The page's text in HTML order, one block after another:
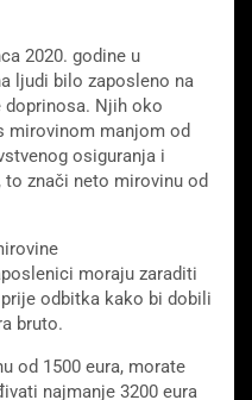
2020. godine u
ljudi bilo zaposleno na
doprinosa. Njih oko
mirovinom manjom od
osiguranja i
to znači neto mirovinu od
moraju zaraditi
odbitka kako bi dobili
bruto.
od 1500 eura, morate
​​najmanje 3200 eura